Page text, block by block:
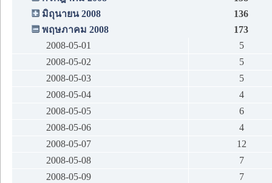
มิถุนายน 2008
136
พฤษภาคม 2008
173
2008-05-01
5
2008-05-02
5
2008-05-03
5
2008-05-04
4
2008-05-05
6
2008-05-06
4
2008-05-07
12
2008-05-08
7
2008-05-09
7